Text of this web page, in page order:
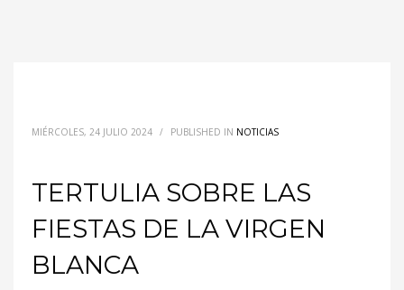
MIÉRCOLES, 24 JULIO 2024 / PUBLISHED IN NOTICIAS
TERTULIA SOBRE LAS
FIESTAS DE LA VIRGEN
BLANCA